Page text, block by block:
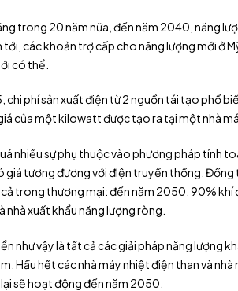
trong 20 năm nữa, đến năm 2040, năng
các khoản trợ cấp cho năng lượng mới ở
có thể.
phí sản xuất điện từ 2 nguồn tái tạo phổ
của một kilowatt được tạo ra tại một nhà
nhiều sự phụ thuộc vào phương pháp tính
giá tương đương với điện truyền thống.
trong thương mại: đến năm 2050, 90% khí
nhà xuất khẩu năng lượng ròng.
như vậy là tất cả các giải pháp năng lượng
Hầu hết các nhà máy nhiệt điện than và
sẽ hoạt động đến năm 2050.